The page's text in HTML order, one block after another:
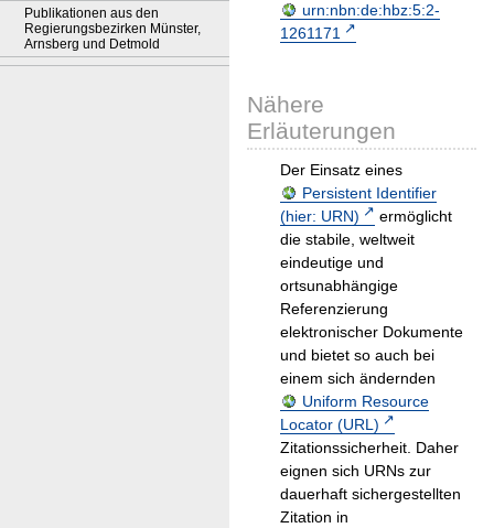
Publikationen aus den
Regierungsbezirken Münster,
Arnsberg und Detmold
urn:nbn:de:hbz:5:2-
1261171
Nähere
Erläuterungen
Der Einsatz eines
Persistent Identifier
(hier: URN)
ermöglicht
die stabile, weltweit
eindeutige und
ortsunabhängige
Referenzierung
elektronischer Dokumente
und bietet so auch bei
einem sich ändernden
Uniform Resource
Locator (URL)
Zitationssicherheit. Daher
eignen sich URNs zur
dauerhaft sichergestellten
Zitation in